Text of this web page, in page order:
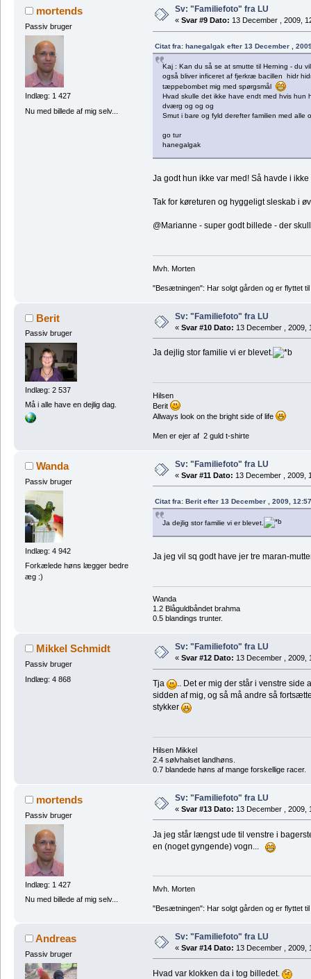
mortends
Passiv bruger
Indlæg: 1 427
Nu med billede af mig selv...
Sv: "Familiefoto" fra LU
« Svar #9 Dato: 13 December , 2009,
Citat fra: hanegalgak efter 13 December ,
Kaj : Kan du så se at smutte til Herning - du
også bliver inficeret af fjerkræ bacillen hidr
tæppebombet mig med spørgsmål
Hvad skulle det ikke have endt med hvis hun
dværg og og og
Smut i bare og fyld derefter familien med alle
go tur
hanegalgak
Ja godt hun ikke var med! Så havde i
Tak for køreturen og hyggeligt sleskab i
@Marianne - super godt billede - der
Mvh. Morten
"Besætningen": Har solgt gården og er flyttet
Berit
Passiv bruger
Indlæg: 2 537
Må i alle have en dejlig dag.
Sv: "Familiefoto" fra LU
« Svar #10 Dato: 13 December , 2009,
Ja dejlig stor familie vi er blevet.
Hilsen
Berit
Allways look on the bright side of life
Men er ejer af 2 guld t-shirte
Wanda
Passiv bruger
Indlæg: 4 942
Forkælede høns lægger bedre
æg :)
Sv: "Familiefoto" fra LU
« Svar #11 Dato: 13 December , 2009,
Citat fra: Berit efter 13 December , 2009, 12:57
Ja dejlig stor familie vi er blevet.
Ja jeg vil sq godt have jer tre maran-
Wanda
1.2 Blåguldbåndet brahma
0.5 blandings trunter.
Mikkel Schmidt
Passiv bruger
Indlæg: 4 868
Sv: "Familiefoto" fra LU
« Svar #12 Dato: 13 December , 2009,
Tja
.. Det er mig der står i venstre side
sidden af mig, og så må andre så
stykker
Hilsen Mikkel
2.4 sølvhalset landhøns.
0.7 blandede høns af mange forskellige racer.
mortends
Passiv bruger
Indlæg: 1 427
Nu med billede af mig selv...
Sv: "Familiefoto" fra LU
« Svar #13 Dato: 13 December , 2009,
Ja jeg står længst ude til venstre i
en (noget gyngende) vogn...
Mvh. Morten
"Besætningen": Har solgt gården og er flyttet
Andreas
Passiv bruger
Sv: "Familiefoto" fra LU
« Svar #14 Dato: 13 December , 2009,
Hvad var klokken da i tog billedet.